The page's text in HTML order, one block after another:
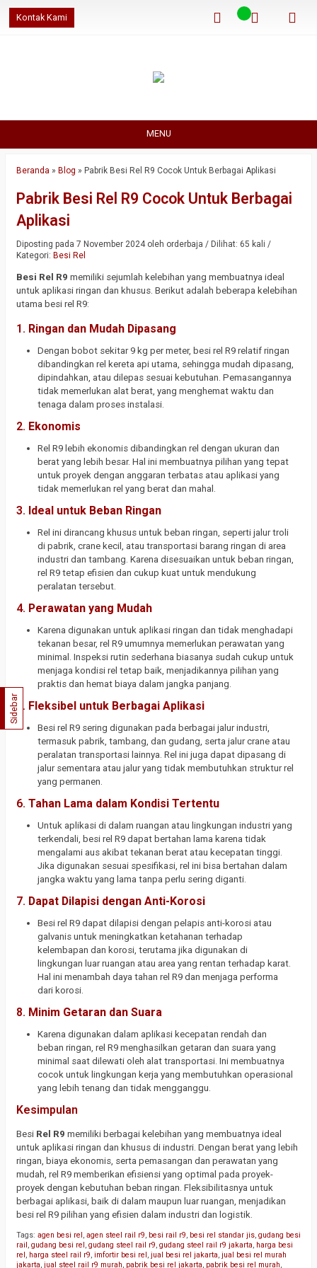
Kontak Kami
MENU
Beranda » Blog » Pabrik Besi Rel R9 Cocok Untuk Berbagai Aplikasi
Pabrik Besi Rel R9 Cocok Untuk Berbagai
Aplikasi
Diposting pada 7 November 2024 oleh orderbaja / Dilihat: 65 kali /
Kategori: Besi Rel
Besi Rel R9 memiliki sejumlah kelebihan yang membuatnya ideal
untuk aplikasi ringan dan khusus. Berikut adalah beberapa kelebihan
utama besi rel R9:
1. Ringan dan Mudah Dipasang
Dengan bobot sekitar 9 kg per meter, besi rel R9 relatif ringan
dibandingkan rel kereta api utama, sehingga mudah dipasang,
dipindahkan, atau dilepas sesuai kebutuhan. Pemasangannya
tidak memerlukan alat berat, yang menghemat waktu dan
tenaga dalam proses instalasi.
2. Ekonomis
Rel R9 lebih ekonomis dibandingkan rel dengan ukuran dan
berat yang lebih besar. Hal ini membuatnya pilihan yang tepat
untuk proyek dengan anggaran terbatas atau aplikasi yang
tidak memerlukan rel yang berat dan mahal.
3. Ideal untuk Beban Ringan
Rel ini dirancang khusus untuk beban ringan, seperti jalur troli
di pabrik, crane kecil, atau transportasi barang ringan di area
industri dan tambang. Karena disesuaikan untuk beban ringan,
rel R9 tetap efisien dan cukup kuat untuk mendukung
peralatan tersebut.
4. Perawatan yang Mudah
Karena digunakan untuk aplikasi ringan dan tidak menghadapi
tekanan besar, rel R9 umumnya memerlukan perawatan yang
minimal. Inspeksi rutin sederhana biasanya sudah cukup untuk
menjaga kondisi rel tetap baik, menjadikannya pilihan yang
praktis dan hemat biaya dalam jangka panjang.
5. Fleksibel untuk Berbagai Aplikasi
Besi rel R9 sering digunakan pada berbagai jalur industri,
termasuk pabrik, tambang, dan gudang, serta jalur crane atau
peralatan transportasi lainnya. Rel ini juga dapat dipasang di
jalur sementara atau jalur yang tidak membutuhkan struktur rel
yang permanen.
6. Tahan Lama dalam Kondisi Tertentu
Untuk aplikasi di dalam ruangan atau lingkungan industri yang
terkendali, besi rel R9 dapat bertahan lama karena tidak
mengalami aus akibat tekanan berat atau kecepatan tinggi.
Jika digunakan sesuai spesifikasi, rel ini bisa bertahan dalam
jangka waktu yang lama tanpa perlu sering diganti.
7. Dapat Dilapisi dengan Anti-Korosi
Besi rel R9 dapat dilapisi dengan pelapis anti-korosi atau
galvanis untuk meningkatkan ketahanan terhadap
kelembapan dan korosi, terutama jika digunakan di
lingkungan luar ruangan atau area yang rentan terhadap karat.
Hal ini menambah daya tahan rel R9 dan menjaga performa
dari korosi.
8. Minim Getaran dan Suara
Karena digunakan dalam aplikasi kecepatan rendah dan
beban ringan, rel R9 menghasilkan getaran dan suara yang
minimal saat dilewati oleh alat transportasi. Ini membuatnya
cocok untuk lingkungan kerja yang membutuhkan operasional
yang lebih tenang dan tidak mengganggu.
Kesimpulan
Besi Rel R9 memiliki berbagai kelebihan yang membuatnya ideal
untuk aplikasi ringan dan khusus di industri. Dengan berat yang lebih
ringan, biaya ekonomis, serta pemasangan dan perawatan yang
mudah, rel R9 memberikan efisiensi yang optimal pada proyek-
proyek dengan kebutuhan beban ringan. Fleksibilitasnya untuk
berbagai aplikasi, baik di dalam maupun luar ruangan, menjadikan
besi rel R9 pilihan yang efisien dalam industri dan logistik.
Tags: agen besi rel , agen steel rail r9, besi rail r9, besi rel standar jis, gudang besi
rail , gudang besi rel , gudang steel rail r9, gudang steel rail r9 jakarta, harga besi
rel , harga steel rail r9, imfortir besi rel , jual besi rel jakarta, jual besi rel murah
jakarta, jual steel rail r9 murah, pabrik besi rel jakarta, pabrik besi rel murah,
Sidebar